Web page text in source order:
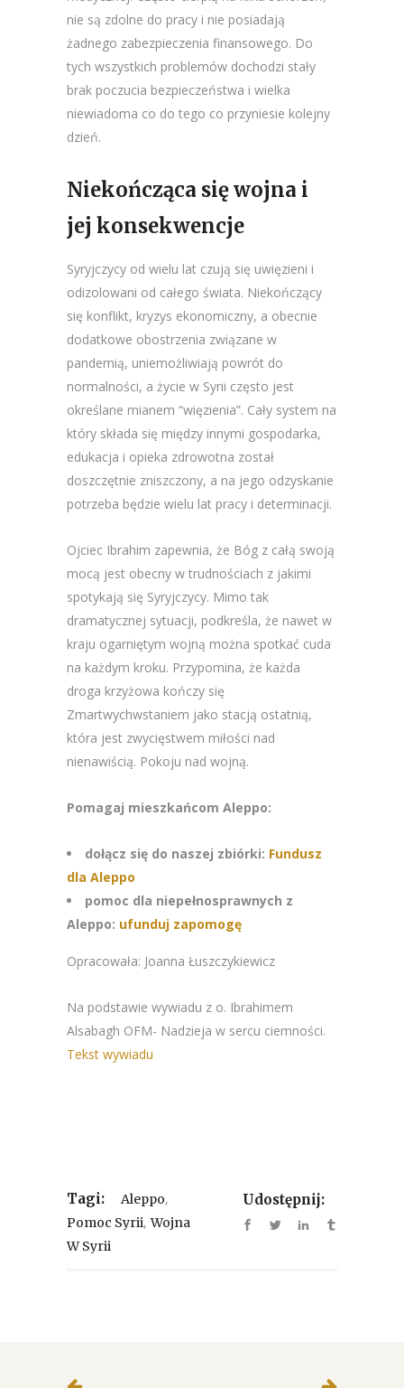
nie są zdolne do pracy i nie posiadają
żadnego zabezpieczenia finansowego. Do
tych wszystkich problemów dochodzi stały
brak poczucia bezpieczeństwa i wielka
niewiadoma co do tego co przyniesie kolejny
dzień.
Niekończąca się wojna i
jej konsekwencje
Syryjczycy od wielu lat czują się uwięzieni i
odizolowani od całego świata. Niekończący
się konflikt, kryzys ekonomiczny, a obecnie
dodatkowe obostrzenia związane w
pandemią, uniemożliwiają powrót do
normalności, a życie w Syrii często jest
określane mianem “więzienia”. Cały system na
który składa się między innymi gospodarka,
edukacja i opieka zdrowotna został
doszczętnie zniszczony, a na jego odzyskanie
potrzeba będzie wielu lat pracy i determinacji.
Ojciec Ibrahim zapewnia, że Bóg z całą swoją
mocą jest obecny w trudnościach z jakimi
spotykają się Syryjczycy. Mimo tak
dramatycznej sytuacji, podkreśla, że nawet w
kraju ogarniętym wojną można spotkać cuda
na każdym kroku. Przypomina, że każda
droga krzyżowa kończy się
Zmartwychwstaniem jako stacją ostatnią,
która jest zwycięstwem miłości nad
nienawiścią. Pokoju nad wojną.
Pomagaj mieszkańcom Aleppo:
dołącz się do naszej zbiórki: Fundusz
dla Aleppo
pomoc dla niepełnosprawnych z
Aleppo: ufunduj zapomogę
Opracowała: Joanna Łuszczykiewicz
Na podstawie wywiadu z o. Ibrahimem
Alsabagh OFM- Nadzieja w sercu ciemności.
Tekst wywiadu
Tagi: Aleppo,
Pomoc Syrii,Wojna
W Syrii
Udostępnij: